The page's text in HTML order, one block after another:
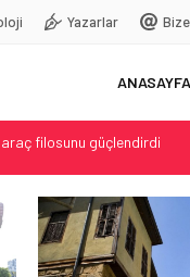
Yazarlar Bize
ANASAYFA
Tarsus’u dünya sinemasına
kazanacak
etkinliği
sordu: Mersin